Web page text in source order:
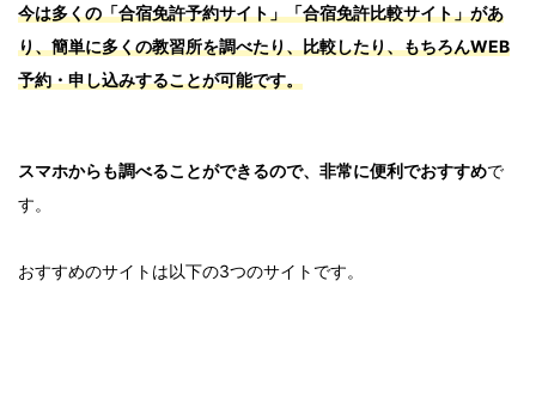
今は多くの「合宿免許予約サイト」「合宿免許比較サイト」があ
り、簡単に多くの教習所を調べたり、比較したり、もちろんWEB
予約・申し込みすることが可能です。
スマホからも調べることができるので、非常に便利でおすすめで
す。
おすすめのサイトは以下の3つのサイトです。